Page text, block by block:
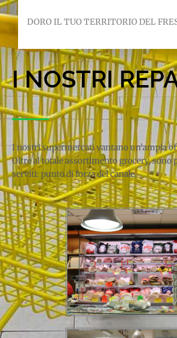
DORO IL TUO TERRITORIO DEL
I NOSTRI
I nostri supermercati vantano un’ampia
Oltre al totale assortimento grocery, sono
serviti: punto di forza del canale.